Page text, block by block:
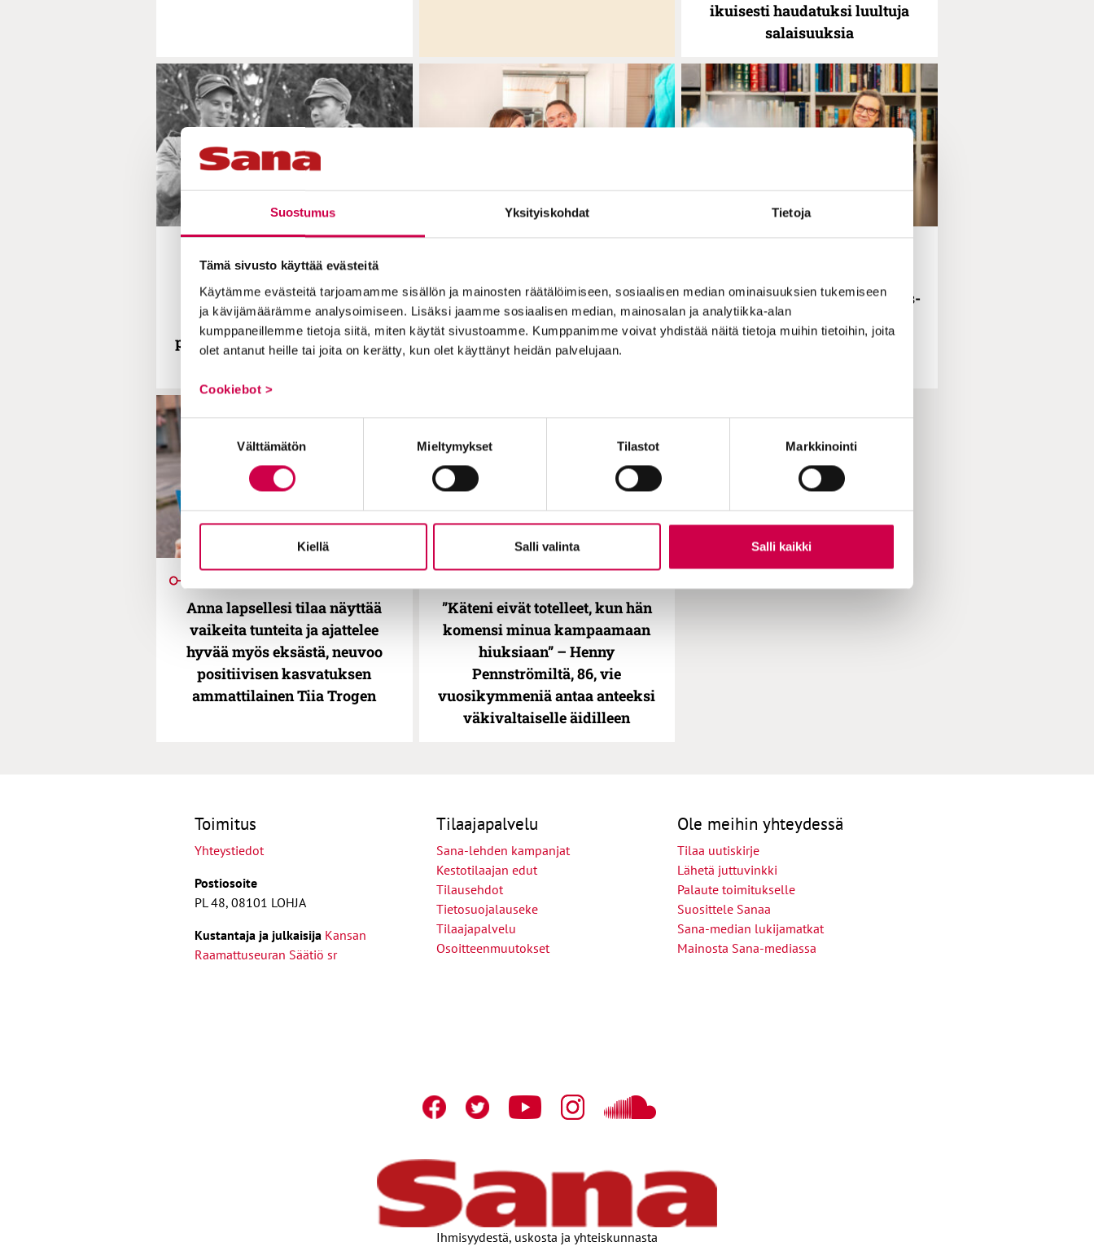
Suostumus Yksityiskohdat Tietoja
Tämä sivusto käyttää evästeitä
Käytämme evästeitä tarjoamamme sisällön ja mainosten räätälöimiseen, sosiaalisen median ominaisuuksien tukemiseen
ja kävijämäärämme analysoimiseen. Lisäksi jaamme sosiaalisen median, mainosalan ja analytiikka-alan
kumppaneillemme tietoja siitä, miten käytät sivustoamme. Kumppanimme voivat yhdistää näitä tietoja muihin tietoihin, joita
olet antanut heille tai joita on kerätty, kun olet käyttänyt heidän palvelujaan.
Cookiebot >
Välttämätön Mieltymykset Tilastot Markkinointi
Kiellä Salli valinta Salli kaikki
ikuisesti haudatuksi luultuja
salaisuuksia
Sota-ajan kirjeissä piilotettiin
vaikeat tunteet: ”Se koettiin
miehiseksi velvollisuudeksi
perhettä kohtaan”, sanoo tutkija
turva ja oiva perusta koko
perheelle” – tällaista on
espoolaisten Jussin ja Hannan,
44, ruuhkavuosiarki
kirjailija Kaisa Raittila: ”Jeesus-
lapsi tekee kaikkensa
murtaakseen esteitä ihmisten
Anna lapsellesi tilaa näyttää
vaikeita tunteita ja ajattelee
hyvää myös eksästä, neuvoo
positiivisen kasvatuksen
ammattilainen Tiia Trogen
”Käteni eivät totelleet, kun hän
komensi minua kampaamaan
hiuksiaan” – Henny
Pennströmiltä, 86, vie
vuosikymmeniä antaa anteeksi
väkivaltaiselle äidilleen
Toimitus
Yhteystiedot
Postiosoite
PL 48, 08101 LOHJA
Kustantaja ja julkaisija Kansan
Raamattuseuran Säätiö sr
Tilaajapalvelu
Sana-lehden kampanjat
Kestotilaajan edut
Tilausehdot
Tietosuojalauseke
Tilaajapalvelu
Osoitteenmuutokset
Ole meihin yhteydessä
Tilaa uutiskirje
Lähetä juttuvinkki
Palaute toimitukselle
Suosittele Sanaa
Sana-median lukijamatkat
Mainosta Sana-mediassa
Ihmisyydestä, uskosta ja yhteiskunnasta